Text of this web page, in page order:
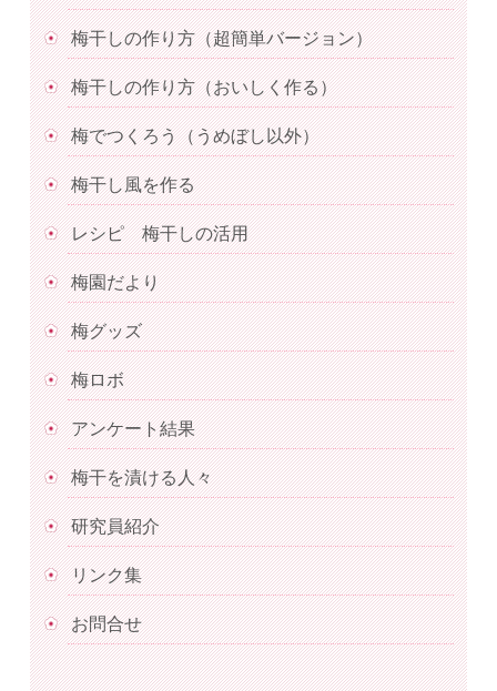
梅干しの作り方（超簡単バージョン）
梅干しの作り方（おいしく作る）
梅でつくろう（うめぼし以外）
梅干し風を作る
レシピ 梅干しの活用
梅園だより
梅グッズ
梅ロボ
アンケート結果
梅干を漬ける人々
研究員紹介
リンク集
お問合せ